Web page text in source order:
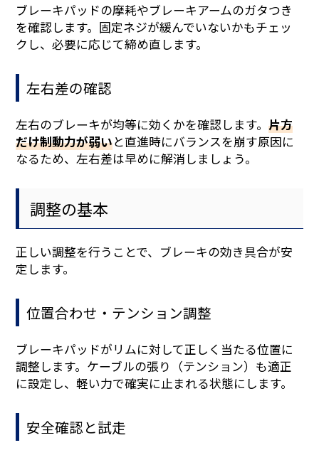
ブレーキパッドの摩耗やブレーキアームのガタつき
を確認します。固定ネジが緩んでいないかもチェッ
クし、必要に応じて締め直します。
左右差の確認
左右のブレーキが均等に効くかを確認します。片方
だけ制動力が弱いと直進時にバランスを崩す原因に
なるため、左右差は早めに解消しましょう。
調整の基本
正しい調整を行うことで、ブレーキの効き具合が安
定します。
位置合わせ・テンション調整
ブレーキパッドがリムに対して正しく当たる位置に
調整します。ケーブルの張り（テンション）も適正
に設定し、軽い力で確実に止まれる状態にします。
安全確認と試走